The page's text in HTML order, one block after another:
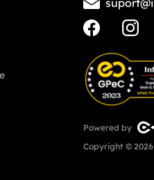
Powered by
Copyright ©